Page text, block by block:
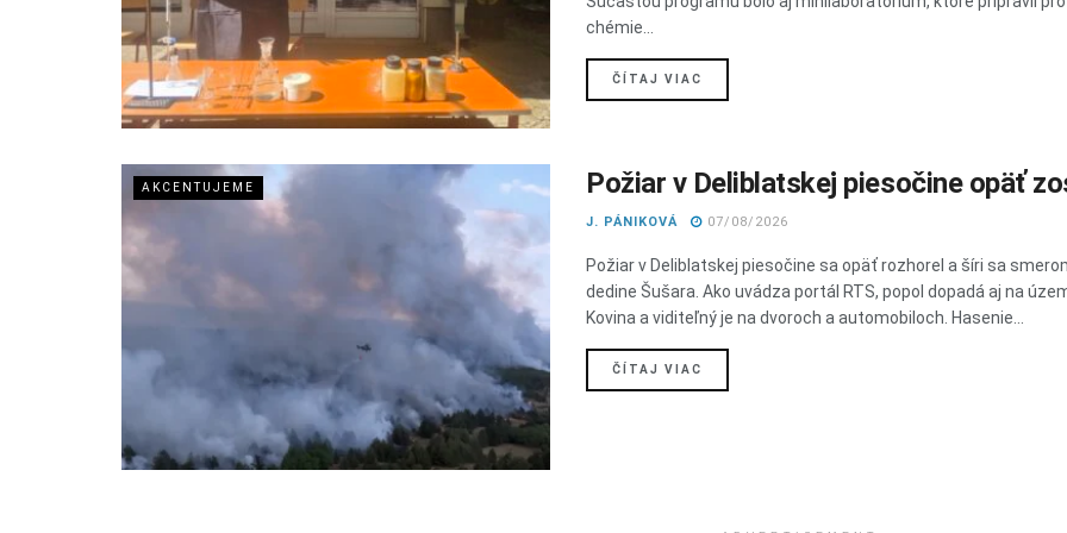
chémie...
ČÍTAJ VIAC
AKCENTUJEME Požiar v Deliblatskej piesočine opäť
J. PÁNIKOVÁ 07/08/2026
Požiar v Deliblatskej piesočine sa opäť rozhorel a šíri sa
dedine Šušara. Ako uvádza portál RTS, popol dopadá aj na
Kovina a viditeľný je na dvoroch a automobiloch. Hasenie...
ČÍTAJ VIAC